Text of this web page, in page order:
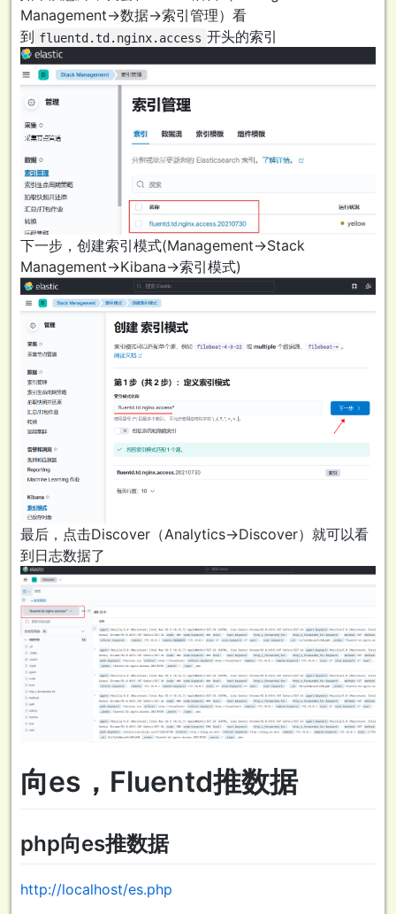
Management->数据->索引管理）看
到 fluentd.td.nginx.access 开头的索引
下一步，创建索引模式(Management->Stack
Management->Kibana->索引模式)
最后，点击Discover（Analytics->Discover）就可以看
到日志数据了
向es，Fluentd推数据
php向es推数据
http://localhost/es.php